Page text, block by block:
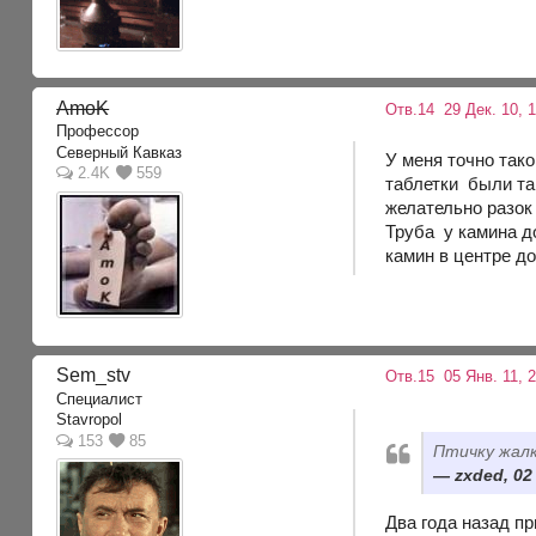
AmoK
Профессор
Северный Кавказ
2.4K
559
Отв.14 29 Дек. 10,
У меня точно
таблетки были
желательно
Труба у камина
камин в центре
Sem_stv
Специалист
Stavropol
153
85
Отв.15 05 Янв. 11,
Птичку
zxded,
Два года назад